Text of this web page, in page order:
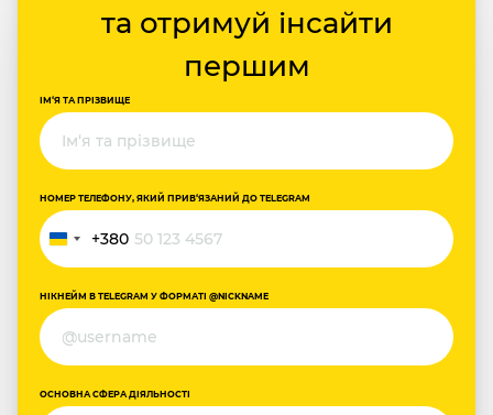
та отримуй інсайти
першим
ІМ‘Я ТА ПРІЗВИЩЕ
НОМЕР ТЕЛЕФОНУ, ЯКИЙ ПРИВ‘ЯЗАНИЙ ДО TELEGRAM
Україна
+380
+380
НІКНЕЙМ В TELEGRAM У ФОРМАТІ @NICKNAME
ОСНОВНА СФЕРА ДІЯЛЬНОСТІ